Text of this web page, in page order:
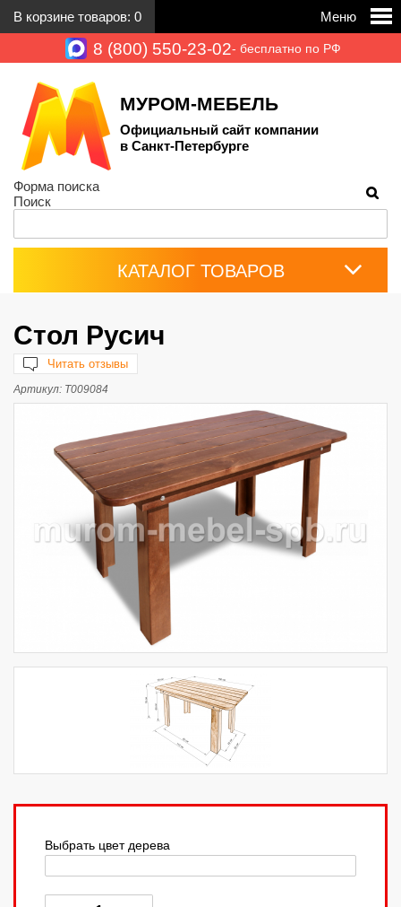
В корзине товаров: 0 Меню
8 (800) 550-23-02- бесплатно по РФ
МУРОМ-МЕБЕЛЬ
Официальный сайт компании
в Санкт-Петербурге
Форма поиска
Поиск
КАТАЛОГ ТОВАРОВ
Стол Русич
Читать отзывы
Артикул: Т009084
Выбрать цвет дерева